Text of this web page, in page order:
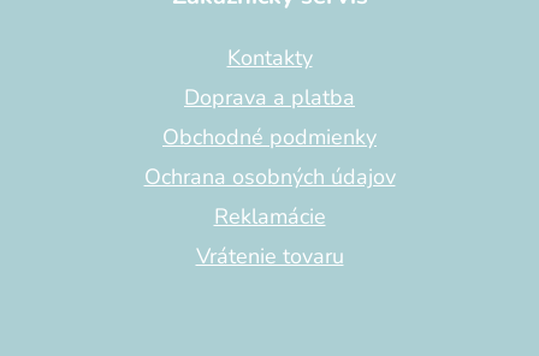
Kontakty
Doprava a platba
Obchodné podmienky
Ochrana osobných údajov
Reklamácie
Vrátenie tovaru